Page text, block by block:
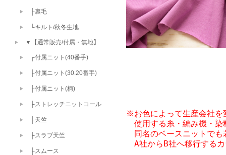
※お色によって生産会社を
使用する糸・編み機・染
同名のベースニットでも
A社からB社へ移行する
├裏毛
└キルト/秋冬生地
▼【通常販売/付属・無地】
┌付属ニット(40番手)
├付属ニット(30.20番手)
├付属ニット(柄)
├ストレッチニットコール
├天竺
├スラブ天竺
├スムース